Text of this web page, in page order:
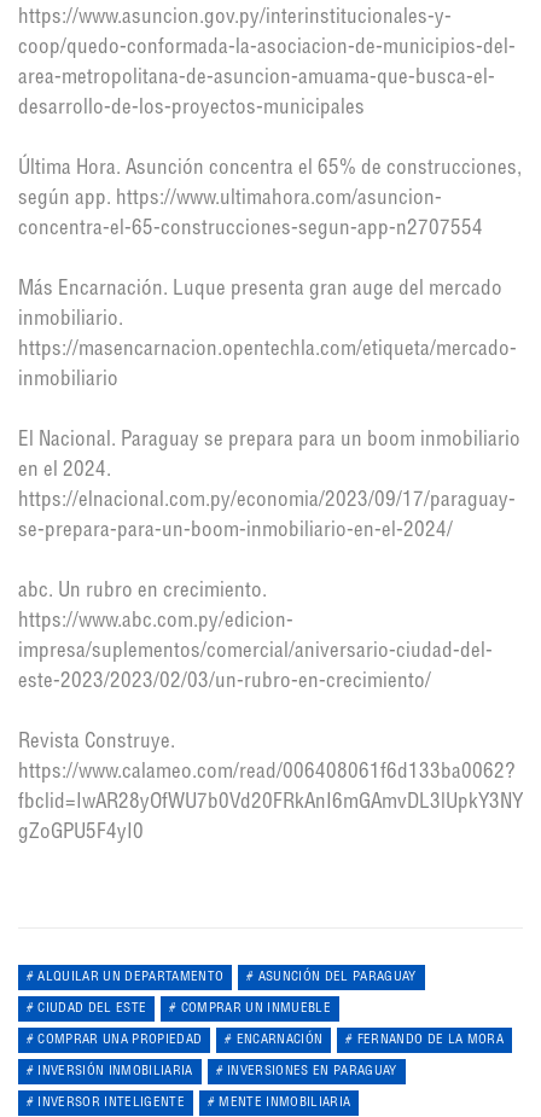
https://www.asuncion.gov.py/interinstitucionales-y-
coop/quedo-conformada-la-asociacion-de-municipios-del-
area-metropolitana-de-asuncion-amuama-que-busca-el-
desarrollo-de-los-proyectos-municipales
Última Hora. Asunción concentra el 65% de construcciones,
según app. https://www.ultimahora.com/asuncion-
concentra-el-65-construcciones-segun-app-n2707554
Más Encarnación. Luque presenta gran auge del mercado
inmobiliario.
https://masencarnacion.opentechla.com/etiqueta/mercado-
inmobiliario
El Nacional. Paraguay se prepara para un boom inmobiliario
en el 2024.
https://elnacional.com.py/economia/2023/09/17/paraguay-
se-prepara-para-un-boom-inmobiliario-en-el-2024/
abc. Un rubro en crecimiento.
https://www.abc.com.py/edicion-
impresa/suplementos/comercial/aniversario-ciudad-del-
este-2023/2023/02/03/un-rubro-en-crecimiento/
Revista Construye.
https://www.calameo.com/read/006408061f6d133ba0062?
gZoGPU5F4yI0
ALQUILAR UN DEPARTAMENTO ASUNCIÓN DEL PARAGUAY
CIUDAD DEL ESTE COMPRAR UN INMUEBLE
COMPRAR UNA PROPIEDAD ENCARNACIÓN FERNANDO DE LA MORA
INVERSIÓN INMOBILIARIA INVERSIONES EN PARAGUAY
INVERSOR INTELIGENTE MENTE INMOBILIARIA